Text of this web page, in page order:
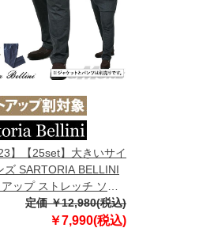
】【25set】大きいサイ
ズ SARTORIA BELLINI
ップ ストレッチ ソフ
フォートジャージー パン
ストフィット tzpt-2b
定価 ￥12,980(税込)
￥7,990(税込)